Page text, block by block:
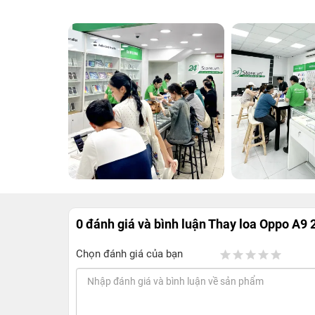
0 đánh giá và bình luậnThay loa Oppo A9
Chọn đánh giá của bạn